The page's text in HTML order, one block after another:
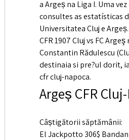
a Argeș na Liga I. Uma
consultes as estatísticas
Universitatea Cluj e
CFR 1907 Cluj vs FC
Constantin Rădulescu
destinaia si pre?ul dorit,
cfr cluj-napoca.
Argeș CFR
Câștigătorii săptămânii:
El Jackpotto 306$